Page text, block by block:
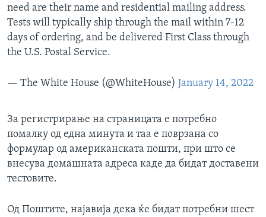
need are their name and residential mailing address.
Tests will typically ship through the mail within 7-12
days of ordering, and be delivered First Class through
the U.S. Postal Service.
— The White House (@WhiteHouse) January 14, 2022
За регистрирање на страницата е потребно
помалку од една минута и таа е поврзана со
формулар од американската пошти, при што се
внесува домашната адреса каде да бидат доставени
тестовите.
Од Поштите, најавија дека ќе бидат потребни шест